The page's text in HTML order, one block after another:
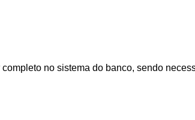
no sistema do banco, sendo